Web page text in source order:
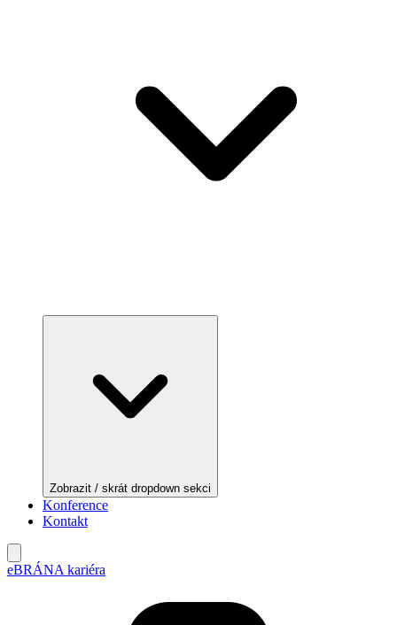
Zobrazit / skrát dropdown sekci
Konference
Kontakt
eBRÁNA kariéra